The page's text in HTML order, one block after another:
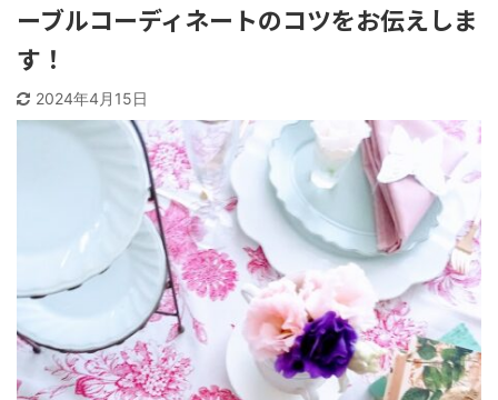
ーブルコーディネートのコツをお伝えしま
す！
2024年4月15日